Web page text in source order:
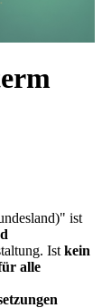
ist
Ist kein
alle